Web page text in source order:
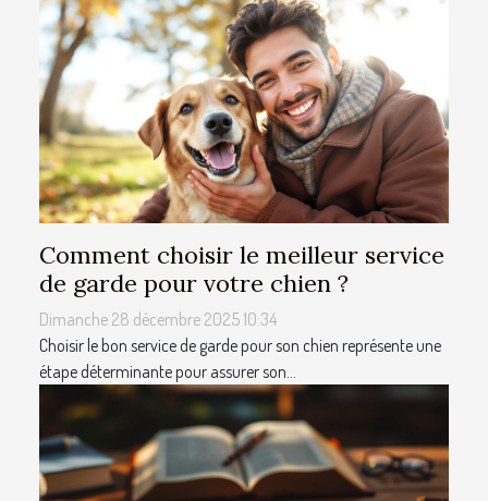
Comment choisir le meilleur service
de garde pour votre chien ?
Dimanche 28 décembre 2025 10:34
Choisir le bon service de garde pour son chien représente une
étape déterminante pour assurer son...